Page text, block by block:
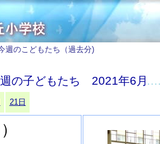
週のこどもたち（過去分)
の子どもたち 2021年6月
21日